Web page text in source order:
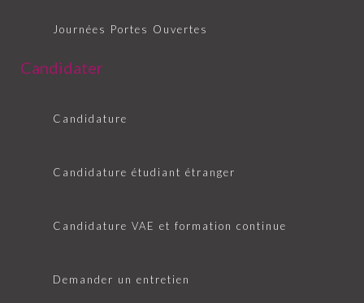
Journées Portes Ouvertes
Candidater
Candidature
Candidature étudiant étranger
Candidature VAE et formation continue
Demander un entretien